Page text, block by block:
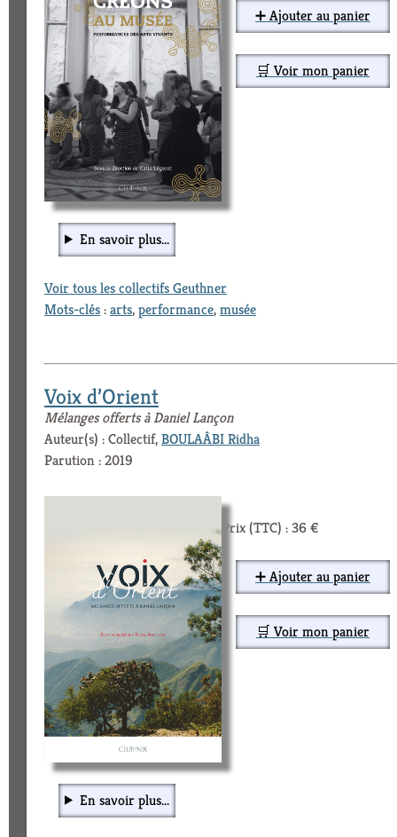
➕ Ajouter au panier
🛒 Voir mon panier
En savoir plus...
Voir tous les collectifs Geuthner
Mots-clés:arts,performance,musée
Voix d’Orient
Mélanges offerts à Daniel Lançon
Auteur(s) : Collectif,BOULAÂBI Ridha
Parution : 2019
Prix (TTC) : 36 €
➕ Ajouter au panier
🛒 Voir mon panier
En savoir plus...